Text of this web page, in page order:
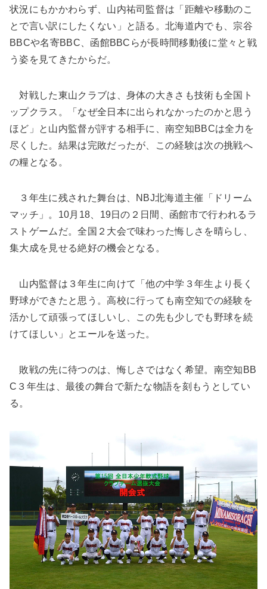
状況にもかかわらず、山内祐司監督は「距離や移動のこ
とで言い訳にしたくない」と語る。北海道内でも、宗谷
BBCや名寄BBC、函館BBCらが長時間移動後に堂々と戦
う姿を見てきたからだ。
対戦した東山クラブは、身体の大きさも技術も全国ト
ップクラス。「なぜ全日本に出られなかったのかと思う
ほど」と山内監督が評する相手に、南空知BBCは全力を
尽くした。結果は完敗だったが、この経験は次の挑戦へ
の糧となる。
３年生に残された舞台は、NBJ北海道主催「ドリーム
マッチ」。10月18、19日の２日間、函館市で行われるラ
ストゲームだ。全国２大会で味わった悔しさを晴らし、
集大成を見せる絶好の機会となる。
山内監督は３年生に向けて「他の中学３年生より長く
野球ができたと思う。高校に行っても南空知での経験を
活かして頑張ってほしいし、この先も少しでも野球を続
けてほしい」とエールを送った。
敗戦の先に待つのは、悔しさではなく希望。南空知BB
C３年生は、最後の舞台で新たな物語を刻もうとしてい
る。